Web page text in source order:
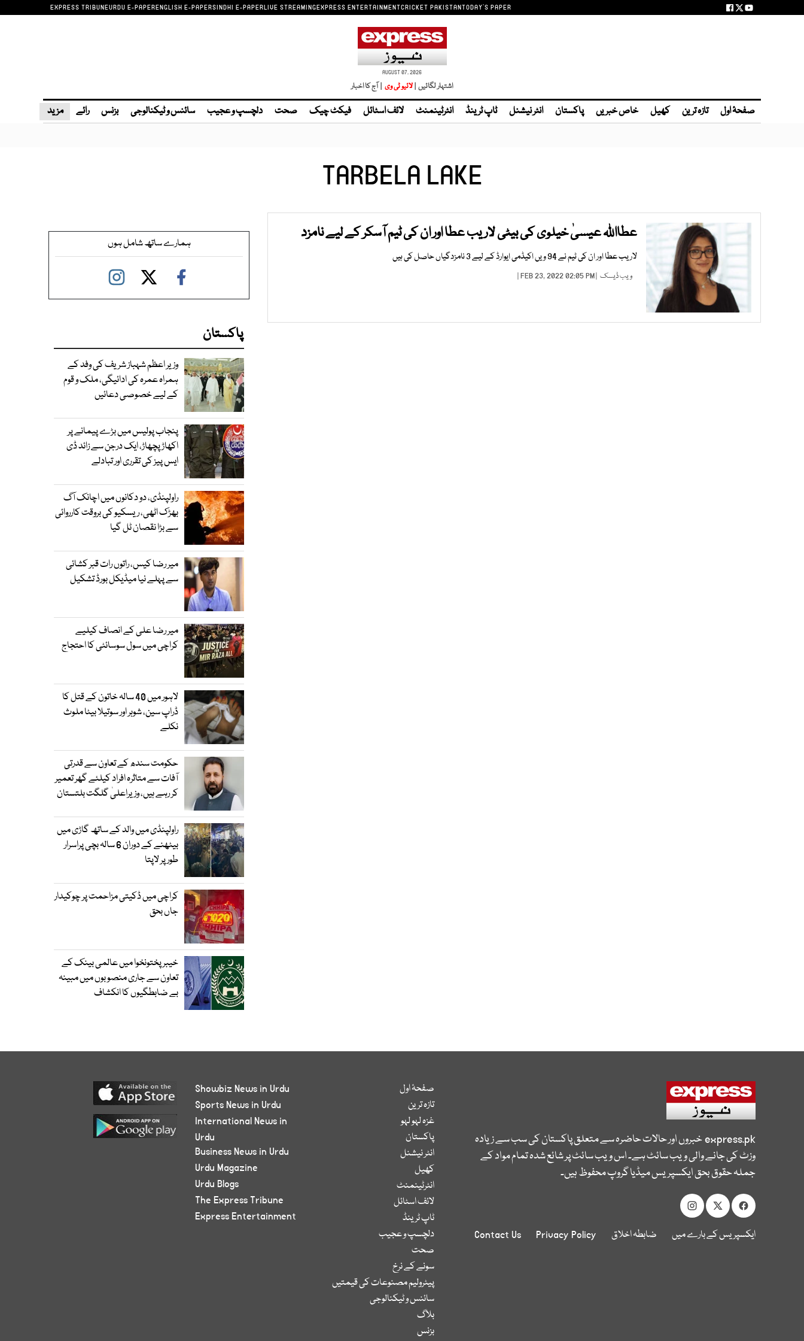
EXPRESS TRIBUNEURDU E-PAPERENGLISH E-PAPERSINDHI E-PAPERLIVE STREAMINGEXPRESS ENTERTAINMENTCRICKET PAKISTANTODAY'S PAPER
AUGUST 07, 2026
اشتہار لگائیں | | آج کا اخبار
صفحۂ اول تازہ ترین کھیل خاص خبریں پاکستان انٹر نیشنل ٹاپ ٹرینڈ انٹرٹینمنٹ لائف اسٹائل فیکٹ چیک صحت دلچسپ و عجیب سائنس و ٹیکنالوجی بزنس رائے مزید
TARBELA LAKE
عطااللہ عیسیٰ خیلوی کی بیٹی لاریب عطا اور ان کی ٹیم آسکر کے لیے نامزد
لاریب عطا اور ان کی ٹیم نے 94 ویں اکیڈمی ایوارڈ کے لیے 3 نامزدگیاں حاصل کی ہیں
ویب ڈیسک | FEB 23, 2022 02:05 PM |
ہمارے ساتھ شامل ہوں
پاکستان
وزیر اعظم شہباز شریف کی وفد کے
ہمراہ عمرہ کی ادائیگی، ملک و قوم
کے لیے خصوصی دعائیں
پنجاب پولیس میں بڑے پیمانے پر
اکھاڑ پچھاڑ، ایک درجن سے زائد ڈی
ایس پیز کی تقرری اور تبادلے
راولپنڈی، دو دکانوں میں اچانک آگ
بھڑک اٹھی، ریسکیو کی بروقت کارروائی
سے بڑا نقصان ٹل گیا
میر رضا کیس، راتوں رات قبر کشائی
سے پہلے نیا میڈیکل بورڈ تشکیل
میر رضا علی کے انصاف کیلیے
کراچی میں سول سوسائٹی کا احتجاج
لاہور میں 40 سالہ خاتون کے قتل کا
ڈراپ سین، شوہر اور سوتیلا بیٹا ملوث
نکلے
حکومت سندھ کے تعاون سے قدرتی
آفات سے متاثرہ افراد کیلئے گھر تعمیر
کر رہے ہیں، وزیراعلیٰ گلگت بلتستان
راولپنڈی میں والد کے ساتھ گاڑی میں
بیٹھنے کے دوران 6 سالہ بچی پراسرار
طور پر لاپتا
کراچی میں ڈکیتی مزاحمت پر چوکیدار
جاں بحق
خیبرپختونخوا میں عالمی بینک کے
تعاون سے جاری منصوبوں میں مبینہ
بے ضابطگیوں کا انکشاف
express.pkخبروں اور حالات حاضرہ سے متعلق پاکستان کی سب سے زیادہ
وزٹ کی جانے والی ویب سائٹ ہے۔ اس ویب سائٹ پر شائع شدہ تمام مواد کے
جملہ حقوق بحق ایکسپریس میڈیا گروپ محفوظ ہیں۔
ایکسپریس کے بارے میں ضابطہ اخلاق Privacy Policy
Contact Us
صفحۂ اول
تازہ ترین
غزہ لہو لہو
پاکستان
انٹر نیشنل
کھیل
انٹرٹینمنٹ
لائف اسٹائل
ٹاپ ٹرینڈ
دلچسپ و عجیب
صحت
سونے کے نرخ
پیٹرولیم مصنوعات کی قیمتیں
سائنس و ٹیکنالوجی
بلاگ
بزنس
Showbiz News in Urdu
Sports News in Urdu
International News in
Urdu
Business News in Urdu
Urdu Magazine
Urdu Blogs
The Express Tribune
Express Entertainment